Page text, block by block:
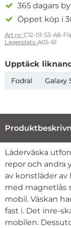
365 dagars
Öppet köp i
Art nr: C12-01-S3-A8-
Lagerplats: A05-61
Upptäck
Fodral Galaxy
Läderväska
repor och andra
av konstläder
med magnetlås
mobil. Väskan
fast i. Det inre-
mobilen.